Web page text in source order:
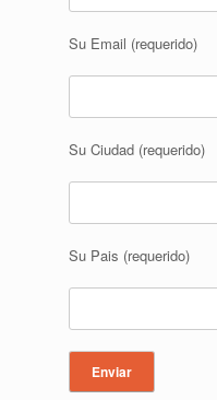
Su Email (requerido)
Su Ciudad (requerido)
Su Pais (requerido)